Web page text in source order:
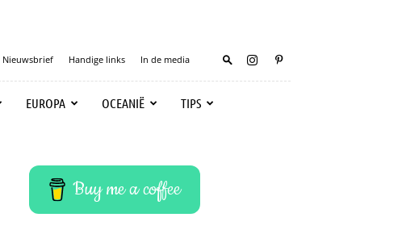
Nieuwsbrief Handige links In de media
EUROPA OCEANIË TIPS
Buy me a coffee